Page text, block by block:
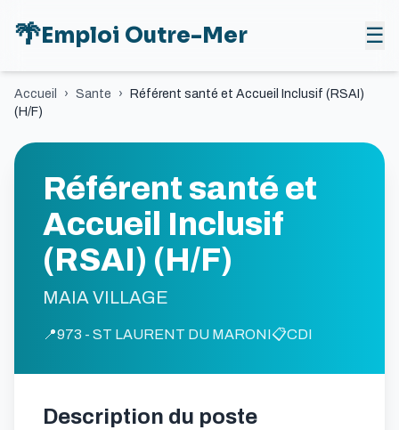
🌴Emploi Outre-Mer ☰
Accueil › Sante ›
Référent santé et Accueil Inclusif (RSAI)
(H/F)
Référent santé et
Accueil Inclusif
(RSAI) (H/F)
MAIA VILLAGE
📍973 - ST LAURENT DU MARONI📋CDI
Description du poste